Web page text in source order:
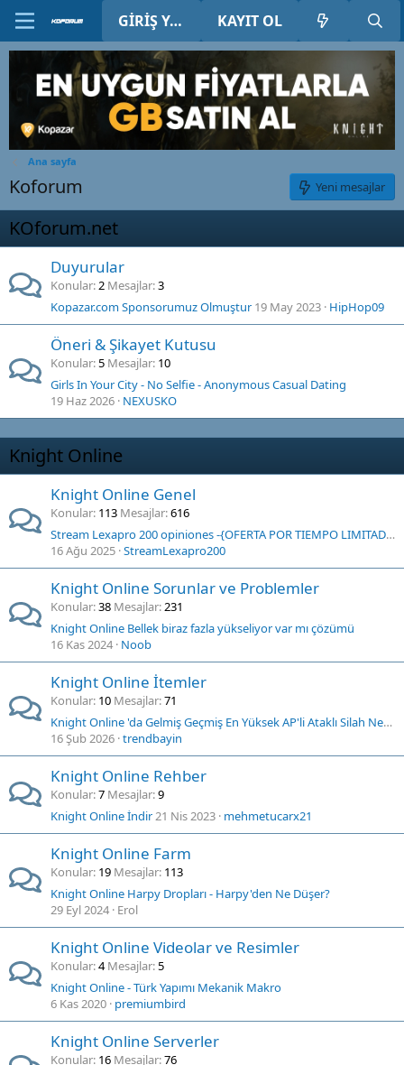
GIRIŞ YAP KAYIT OL
Ana sayfa
Koforum Yeni mesajlar
KOforum.net
Duyurular
Konular 2 Mesajlar 3
Kopazar.com Sponsorumuz Olmuştur 19 May 2023 HipHop09
Öneri & Şikayet Kutusu
Konular 5 Mesajlar 10
Girls In Your City - No Selfie - Anonymous Casual Dating
19 Haz 2026 NEXUSKO
Knight Online
Knight Online Genel
Konular 113 Mesajlar 616
Stream Lexapro 200 opiniones -{OFERTA POR TIEMPO LIMITADO} - Seguro, intuitivo y rentable: una inmersión profunda en Stream Lexapro 200 App !
16 Ağu 2025 StreamLexapro200
Knight Online Sorunlar ve Problemler
Konular 38 Mesajlar 231
Knight Online Bellek biraz fazla yükseliyor var mı çözümü
16 Kas 2024 Noob
Knight Online İtemler
Konular 10 Mesajlar 71
Knight Online 'da Gelmiş Geçmiş En Yüksek AP'li Ataklı Silah Nedir ?
16 Şub 2026 trendbayin
Knight Online Rehber
Konular 7 Mesajlar 9
Knight Online İndir21 Nis 2023 mehmetucarx21
Knight Online Farm
Konular 19 Mesajlar 113
Knight Online Harpy Dropları - Harpy'den Ne Düşer?
29 Eyl 2024 Erol
Knight Online Videolar ve Resimler
Konular 4 Mesajlar 5
Knight Online - Türk Yapımı Mekanik Makro
6 Kas 2020 premiumbird
Knight Online Serverler
Konular 16 Mesajlar 76